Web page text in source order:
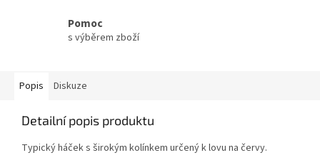
Pomoc
s výběrem zboží
Popis Diskuze
Detailní popis produktu
Typický háček s širokým kolínkem určený k lovu na červy.